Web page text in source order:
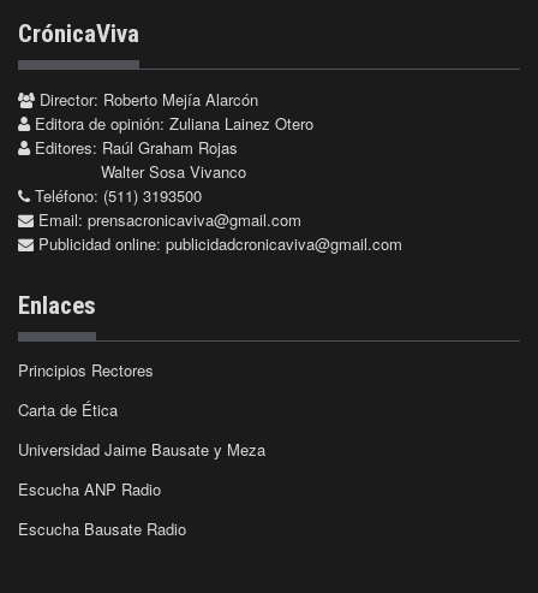
CrónicaViva
Director: Roberto Mejía Alarcón
Editora de opinión: Zuliana Lainez Otero
Editores: Raúl Graham Rojas
Walter Sosa Vivanco
Teléfono: (511) 3193500
Email: prensacronicaviva@gmail.com
Publicidad online: publicidadcronicaviva@gmail.com
Enlaces
Principios Rectores
Carta de Ética
Universidad Jaime Bausate y Meza
Escucha ANP Radio
Escucha Bausate Radio